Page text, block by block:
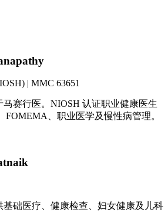
| MMC 63651
马赛行医。NIOSH 认证职业健康医生
FOMEMA、职业医学及慢性病管理。
础医疗、健康检查、妇女健康及儿科